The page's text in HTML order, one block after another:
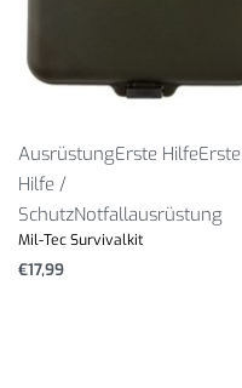
AusrüstungErste HilfeErste
Hilfe /
SchutzNotfallausrüstung
Mil-Tec Survivalkit
€17,99